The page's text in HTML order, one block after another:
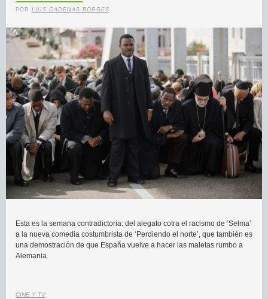
POR LUIS CADENAS BORGES
Esta es la semana contradictoria: del alegato cotra el racismo de ‘Selma’
a la nueva comedia costumbrista de ‘Perdiendo el norte’, que también es
una demostración de que España vuelve a hacer las maletas rumbo a
Alemania.
CINE Y TV